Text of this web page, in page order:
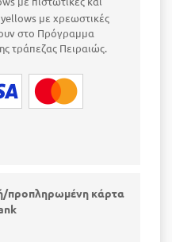
με χρεωστικές
στο Πρόγραμμα
τράπεζας Πειραιώς.
προπληρωμένη κάρτα